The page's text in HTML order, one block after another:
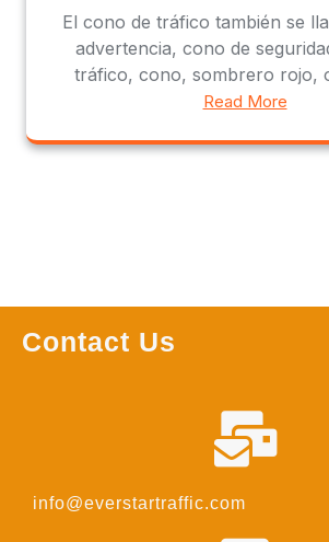
El cono de tráfico también se
advertencia, cono de
tráfico, cono, sombrero rojo,
Read More
Contact Us
info@everstartraffic.com